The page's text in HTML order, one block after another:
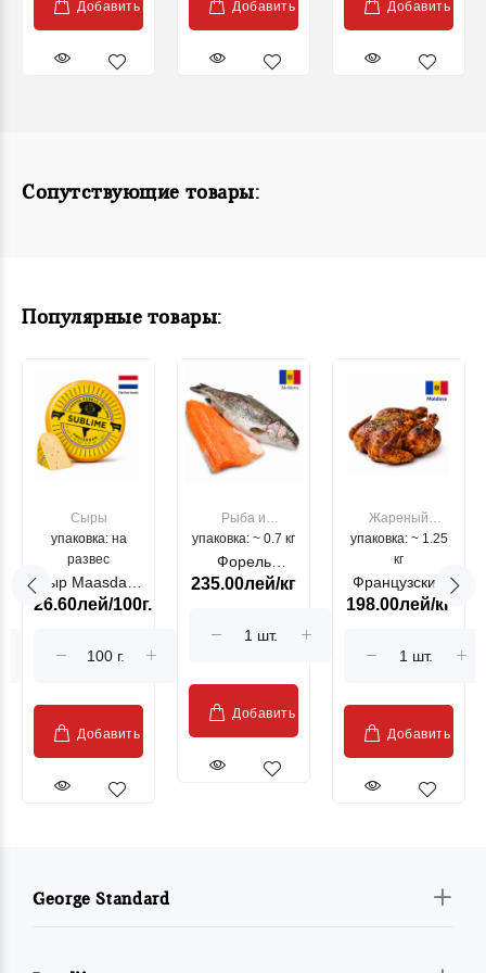
Добавить Добавить Добавить
Сопутствующие товары:
Популярные товары:
Сыры
упаковка: на
развес
Сыр Maasdam
Sublime Cow
26.60лей/100г.
Добавить
Рыба и
морепродукты
упаковка: ~ 0.7 кг
Форель
лососевая
Moldovenesc"
235.00лей/кг
Добавить
Жареный
цыпленок
упаковка: ~ 1.25
кг
Французский
гриль, кг
198.00лей/кг
Добавить
George Standard